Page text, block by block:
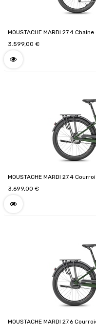
MOUSTACHE MARDI 27.4
3.599,00 €
MOUSTACHE MARDI 27.4
3.699,00 €
MOUSTACHE MARDI 27.6